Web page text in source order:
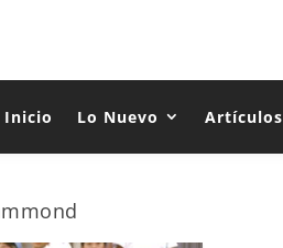
Inicio Lo Nuevo Artículos